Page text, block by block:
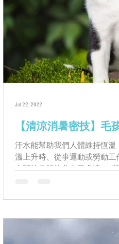
【清涼消暑密技】毛
汗水能幫助我們人體維持恆溫
溫上升時、從事運動或勞動工
人類的身體約分布了多達200
Jul 22, 2022